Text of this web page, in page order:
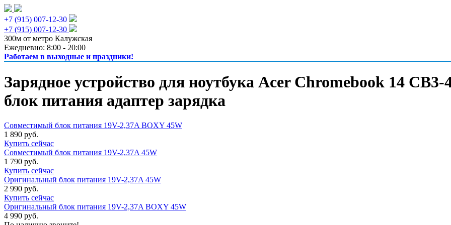
+7 (915) 007-12-30
+7 (915) 007-12-30
300м от метро Калужская
Ежедневно: 8:00 - 20:00
Работаем в выходные и праздники!
Зарядное устройство для ноутбука Acer Chromebook 14 CB3-
блок питания адаптер зарядка
Совместимый блок питания 19V-2,37A BOXY 45W
1 890 руб.
Купить сейчас
Совместимый блок питания 19V-2,37A 45W
1 790 руб.
Купить сейчас
Оригинальный блок питания 19V-2,37A 45W
2 990 руб.
Купить сейчас
Оригинальный блок питания 19V-2,37A BOXY 45W
4 990 руб.